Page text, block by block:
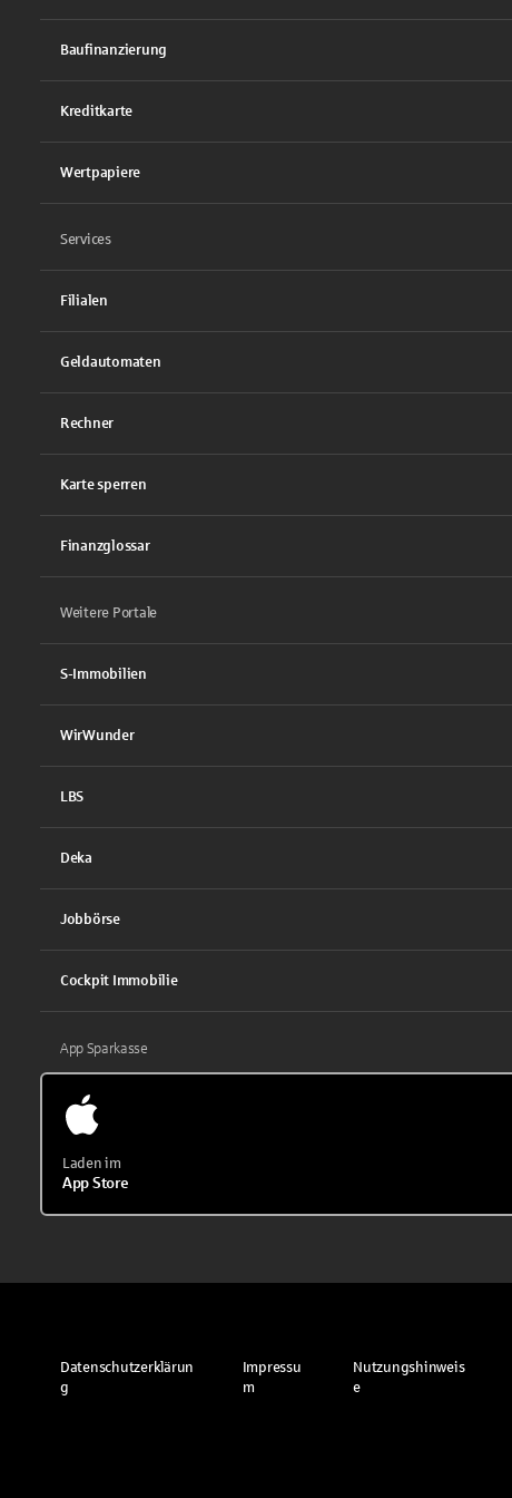
Baufinanzierung
Kreditkarte
Wertpapiere
Services
Filialen
Geldautomaten
Rechner
Karte sperren
Finanzglossar
Weitere Portale
S-Immobilien
WirWunder
LBS
Deka
Jobbörse
Cockpit Immobilie
App Sparkasse
Laden im
App Store
Datenschutzerklärun
g
Impressu
m
Nutzungshinweis
e